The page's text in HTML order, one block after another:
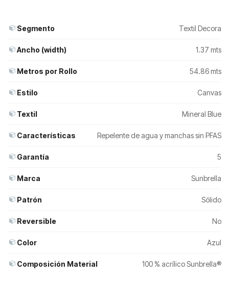
Segmento Textil Decora
Ancho (width) 1.37 mts
Metros por Rollo 54.86 mts
Estilo Canvas
Textil Mineral Blue
Características Repelente de agua y manchas sin PFAS
Garantía 5
Marca Sunbrella
Patrón Sólido
Reversible No
Color Azul
Composición Material 100 % acrílico Sunbrella®